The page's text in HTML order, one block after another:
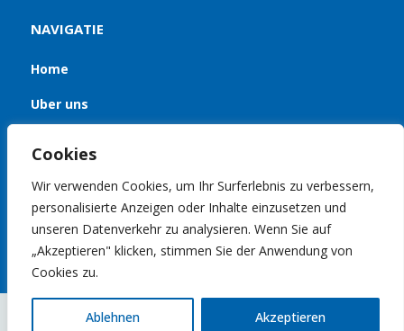
Cookies
Wir verwenden Cookies, um Ihr Surferlebnis zu verbessern,
personalisierte Anzeigen oder Inhalte einzusetzen und
unseren Datenverkehr zu analysieren. Wenn Sie auf
„Akzeptieren" klicken, stimmen Sie der Anwendung von
Cookies zu.
Ablehnen Akzeptieren
NAVIGATIE
Home
Uber uns
Kontakt
© 2020 Gruno Motoryachten | Build by YachtFocus|Privacy